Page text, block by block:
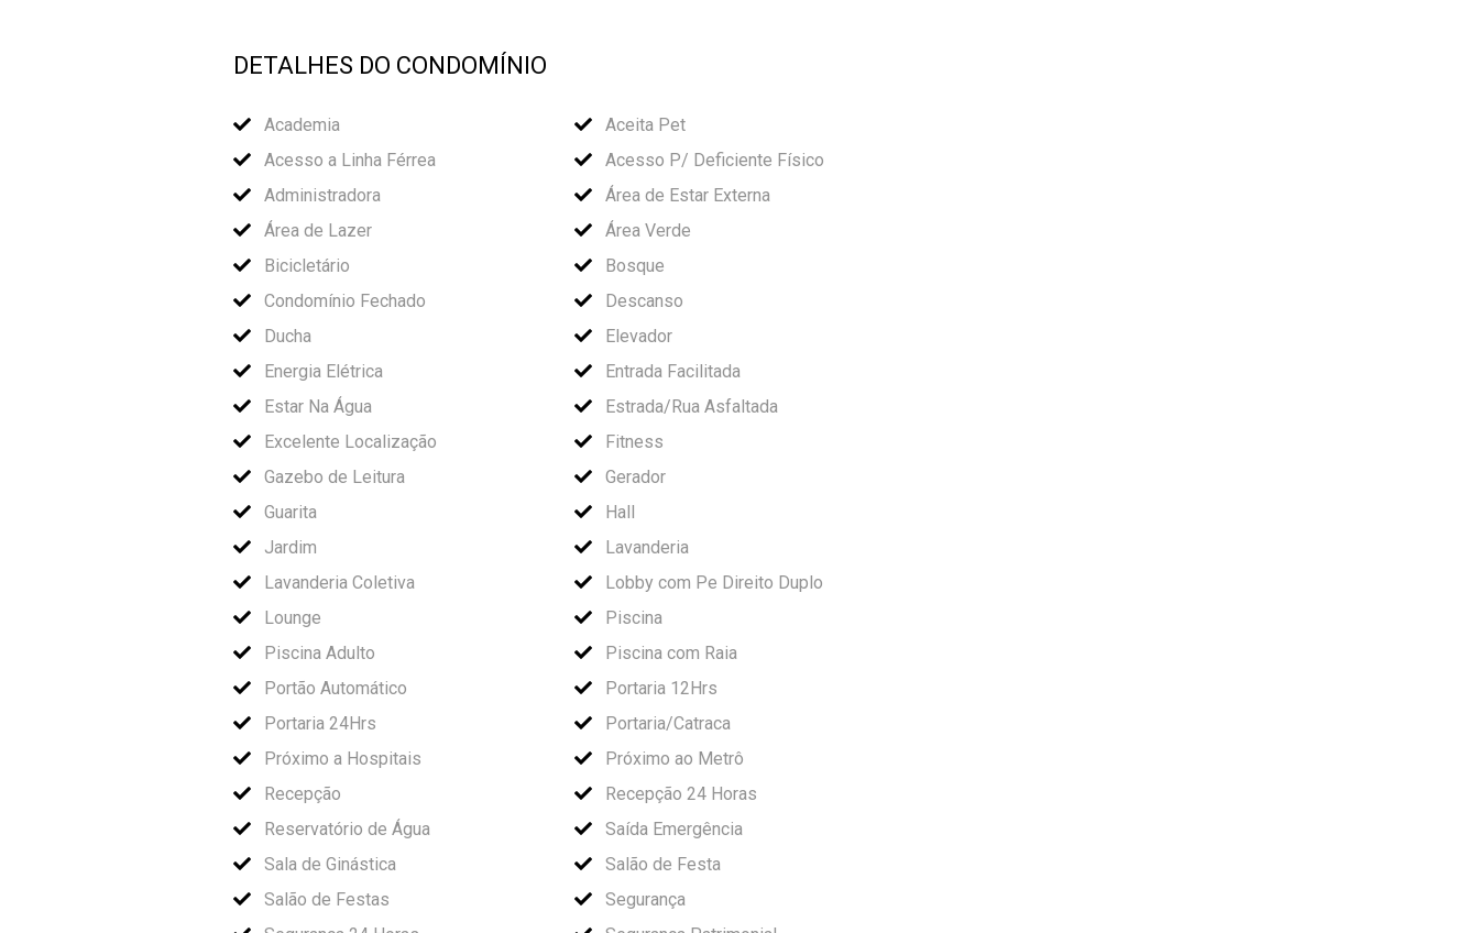
DETALHES DO CONDOMÍNIO
Academia
Aceita Pet
Acesso a Linha Férrea
Acesso P/ Deficiente Físico
Administradora
Área de Estar Externa
Área de Lazer
Área Verde
Bicicletário
Bosque
Condomínio Fechado
Descanso
Ducha
Elevador
Energia Elétrica
Entrada Facilitada
Estar Na Água
Estrada/Rua Asfaltada
Excelente Localização
Fitness
Gazebo de Leitura
Gerador
Guarita
Hall
Jardim
Lavanderia
Lavanderia Coletiva
Lobby com Pe Direito Duplo
Lounge
Piscina
Piscina Adulto
Piscina com Raia
Portão Automático
Portaria 12Hrs
Portaria 24Hrs
Portaria/Catraca
Próximo a Hospitais
Próximo ao Metrô
Recepção
Recepção 24 Horas
Reservatório de Água
Saída Emergência
Sala de Ginástica
Salão de Festa
Salão de Festas
Segurança